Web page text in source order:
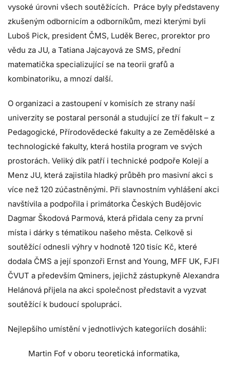
vysoké úrovni všech soutěžících. Práce byly představeny
zkušeným odbornicím a odborníkům, mezi kterými byli
Luboš Pick, president ČMS, Luděk Berec, prorektor pro
vědu za JU, a Tatiana Jajcayová ze SMS, přední
matematička specializující se na teorii grafů a
kombinatoriku, a mnozí další.
O organizaci a zastoupení v komisích ze strany naší
univerzity se postaral personál a studující ze tří fakult – z
Pedagogické, Přírodovědecké fakulty a ze Zemědělské a
technologické fakulty, která hostila program ve svých
prostorách. Veliký dík patří i technické podpoře Kolejí a
Menz JU, která zajistila hladký průběh pro masivní akci s
více než 120 zúčastněnými. Při slavnostním vyhlášení akci
navštívila a podpořila i primátorka Českých Budějovic
Dagmar Škodová Parmová, která přidala ceny za první
místa i dárky s tématikou našeho města. Celkově si
soutěžící odnesli výhry v hodnotě 120 tisíc Kč, které
dodala ČMS a její sponzoři Ernst and Young, MFF UK, FJFI
ČVUT a především Qminers, jejichž zástupkyně Alexandra
Helánová přijela na akci společnost představit a vyzvat
soutěžící k budoucí spolupráci.
Nejlepšího umístění v jednotlivých kategoriích dosáhli:
Martin Fof v oboru teoretická informatika,